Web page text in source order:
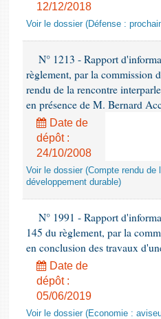
12/12/2018
Voir le dossier (Défense :
N° 1213 - Rapport
règlement, par la commission
rendu de la rencontre
en présence de M. Bernard
Date de
dépôt :
24/10/2008
Voir le dossier (Compte rendu
développement durable)
N° 1991 - Rapport
145 du règlement, par la
en conclusion des travaux
Date de
dépôt :
05/06/2019
Voir le dossier (Economie :